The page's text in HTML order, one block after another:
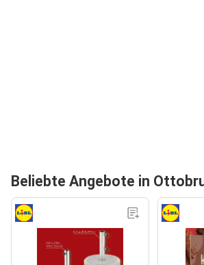
Beliebte Angebote in